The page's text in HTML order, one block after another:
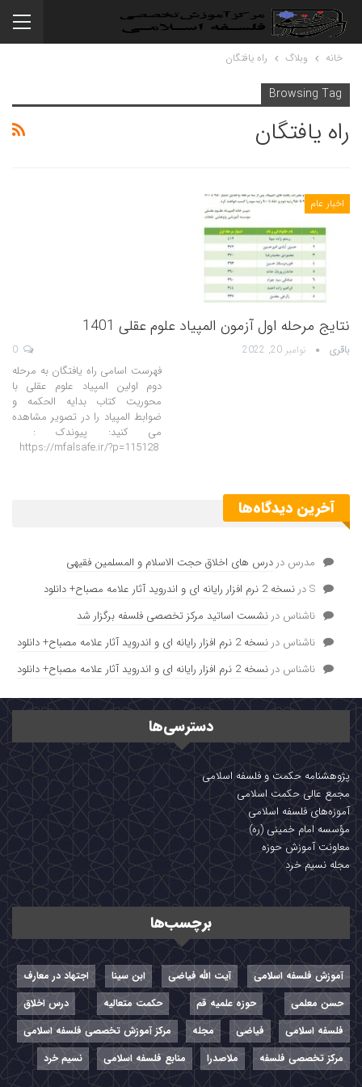
خانه وبلاگ راه یافتگان
Browsing Tag
راه یافتگان
اخبار عام
نتایج مرحله اول آزمون المپیاد علوم عقلی 1401
باقری نوامبر 20, 2022
فهرست اسامی راه یافتگان به مرحله
دوم اولین المپیاد علوم عقلی با
محوریت کتاب بدایه الحکمه و
ضوابط المپیاد را در تصویر مشاهده
می کنید: پیوندک :
آخرین دیدگاه‌ها
مدرس در درس های اخلاق حجت الاسلام و المسلمین فقیهی
Sدر نسخه 2 نرم افزار رایانه ای و اندروید آثار علامه مصباح+ دانلود
ناشناس در نشست اساتید مرکز تخصصی فلسفه برگزار شد
ناشناس در نسخه 2 نرم افزار رایانه ای و اندروید آثار علامه مصباح+ دانلود
ناشناس در نسخه 2 نرم افزار رایانه ای و اندروید آثار علامه مصباح+ دانلود
دسترسی‌ها
پژوهشنامه حکمت و فلسفه اسلامی
مجمع عالی حکمت اسلامی
آموزه‌های فلسفه اسلامی
مؤسسه امام خمینی (ره)
معاونت آموزش حوزه
مجله نسیم خرد
برچسب‌ها
آموزش فلسفه اسلامی آیت الله فیاضی ابن سینا
اجتهاد در معارف
حسن معلمی
حوزه علمیه قم حکمت متعالیه
درس اخلاق
فلسفه اسلامی
فیاضی مجله
مرکز آموزش تخصصی فلسفه اسلامی
مرکز تخصصی فلسفه
ملاصدرا منابع فلسفه اسلامی نسیم خرد